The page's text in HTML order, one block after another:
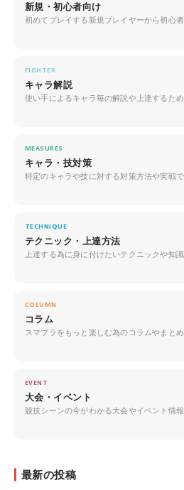
新規・初心者向け
初めてプレイする新規プレイヤーから初心
FIGHTER
キャラ解説
使い手によるキャラ毎の解説や上達するた
MEASURES
キャラ・技対策
特定のキャラや技に対する対策方法や実戦
TECHNIQUE
テクニック・上達方法
上達する為に身に付けたいテクニックや知
COLUMN
コラム
スマブラをもっと楽しむ為のコラムやまと
EVENT
大会・イベント
競技シーンの今がわかる大会やイベント情
最新の投稿